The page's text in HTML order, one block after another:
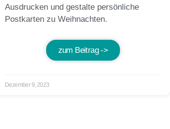
Ausdrucken und gestalte persönliche
Postkarten zu Weihnachten.
zum Beitrag ->
Dezember 9, 2023